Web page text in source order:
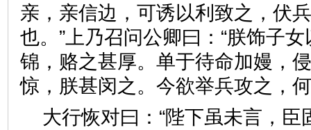
亲，亲信边，可诱以利致之，伏
也。”上乃召问公卿曰：“朕饰子
锦，赂之甚厚。单于待命加嫚，
惊，朕甚闵之。今欲举兵攻之
大行恢对曰：“陛下虽未言，